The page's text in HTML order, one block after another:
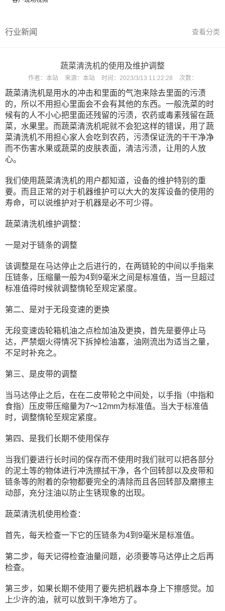
行业新闻 查看分类
蔬菜清洗机的使用及维护调整
作者： 本站 来源： 本站 时间： 2023/3/13 11:22:28 次数：
蔬菜清洗机是用水的冲击和里面的气泡来除去里面的污渍
的，所以不用担心里面会不会有其他的东西。一般洗菜的时
候有的人不小心把里面还残留的污渍，农药或毒素残留在蔬
菜，水果里。而蔬菜清洗机呢就不会犯这样的错误，用了蔬
菜清洗机不用担心家人会吃到农药，污渍保证洗的干干净净
而不伤害水果或蔬菜的皮肤表面，清洁污渍，让用的人放
心。
我们使用蔬菜清洗机的用户都知道，设备的维护特别的重
要。而且正常的对于机器维护可以大大的发挥设备的使用的
寿命，可以说维护对于机器是必不可少得。
蔬菜清洗机维护调整：
一是对于链条的调整
该调整是在马达停止之后进行的，在两链轮的中间以手指来
压链条，压缩量一般为4到9毫米之间是标准值，当一旦超过
标准值得时候就调整惰轮至规定紧度。
第二、是对于无段变速的更换
无段变速齿轮箱机油之点检加油及更换，首先是要停止马
达，严禁烟火得情况下拆掉检油塞，油刚流出为适当之量，
不足时补充之。
第三、是皮带的调整
当马达停止之后，在在二皮带轮之中间处，以手指（中指和
食指）压皮带压缩量为7～12mm为标准值。当大于标准值
时，调整惰轮至规定紧度。
第四、是我们长期不使用保存
当我们要进行长时间的保存而不使用时我们就可以把各部分
的泥土等的物体进行冲洗擦拭干净，各个回转部以及皮带和
链条等的附着的杂物都要完全的清除而且各回转部及磨擦主
动部，充分注油以防止生锈现象的出现。
蔬菜清洗机使用检查：
首先，每天检查一下它的压链条为4到9毫米是标准值。
第二步，每天记得检查油量问题，必须要等马达停止之后再
检查。
第三步，如果长期不使用了要先把机器本身上下擦感觉。加
上少许的油，就可以放到干净地方了。